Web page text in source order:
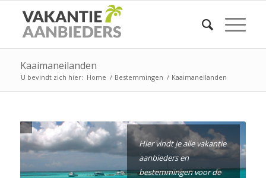
Kaaimaneilanden
U bevindt zich hier: Home / Bestemmingen / Kaaimaneilanden
Hier vindt je alle vakantie
aanbieders en
bestemmingen voor de